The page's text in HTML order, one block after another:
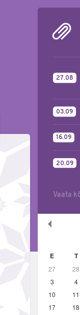
27.08
03.09
16.09
20.09
Vaata
E T
27 28
3
4
10
11
17
18